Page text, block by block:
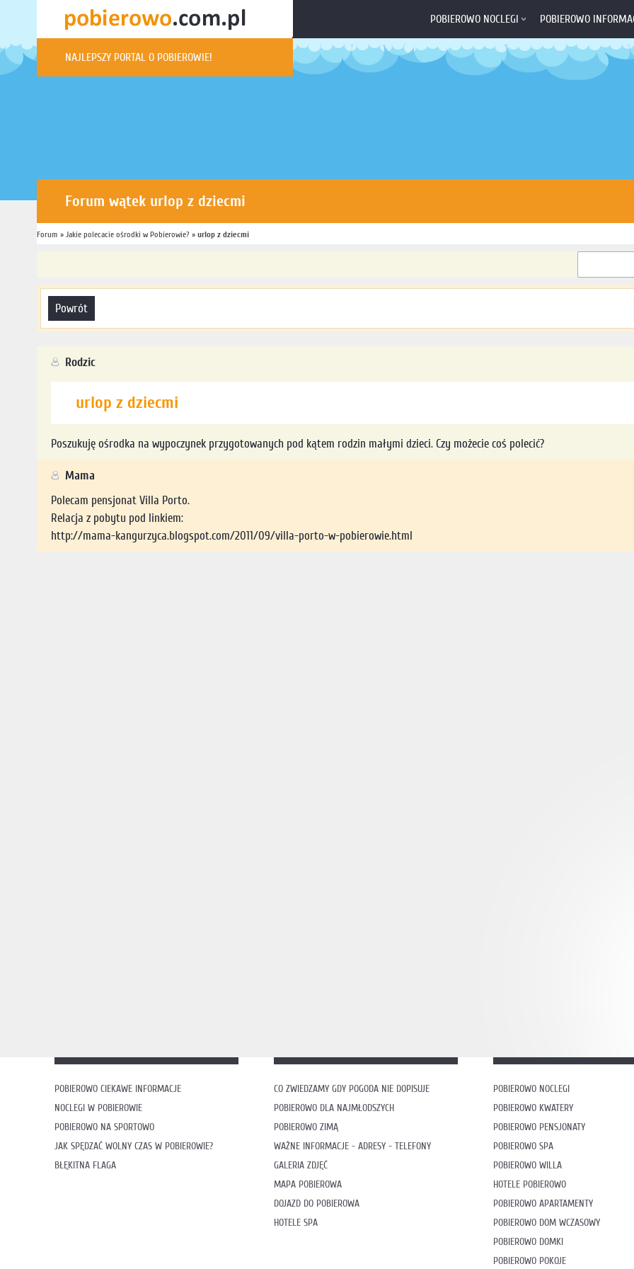
POBIEROWO NOCLEGI POBIEROWO
NAJLEPSZY PORTAL O POBIEROWIE!
Forum wątek urlop z dziecmi
Jesteś tutaj: »Forum
Forum » Jakie polecacie ośrodki w Pobierowie? » urlop z dziecmi
powrót
Rodzic
urlop z dziecmi
Poszukuję ośrodka na wypoczynek przygotowanych pod kątem rodzin małymi dzieci. Czy możecie coś polecić?
Mama
Polecam pensjonat Villa Porto.
Relacja z pobytu pod linkiem:
http://mama-kangurzyca.blogspot.com/2011/09/villa-porto-w-pobierowie.html
POBIEROWO CIEKAWE INFORMACJE
NOCLEGI W POBIEROWIE
POBIEROWO NA SPORTOWO
JAK SPĘDZAĆ WOLNY CZAS W POBIEROWIE?
BŁĘKITNA FLAGA
CO ZWIEDZAMY GDY POGODA NIE DOPISUJE
POBIEROWO DLA NAJMŁODSZYCH
POBIEROWO ZIMĄ
WAŻNE INFORMACJE - ADRESY - TELEFONY
GALERIA ZDJĘĆ
MAPA POBIEROWA
DOJAZD DO POBIEROWA
HOTELE SPA
POBIEROWO NOCLEGI
POBIEROWO KWATERY
POBIEROWO PENSJONATY
POBIEROWO SPA
POBIEROWO WILLA
HOTELE POBIEROWO
POBIEROWO APARTAMENTY
POBIEROWO DOM WCZASOWY
POBIEROWO DOMKI
POBIEROWO POKOJE